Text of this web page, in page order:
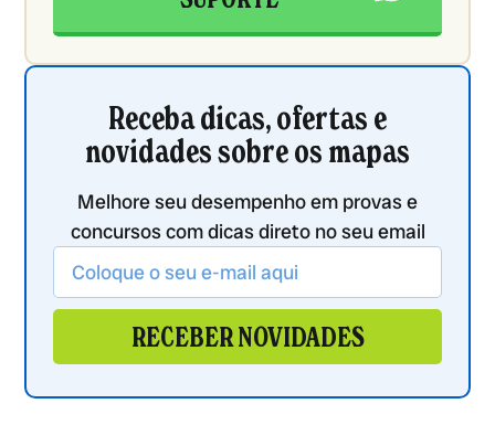
Receba dicas, ofertas e
novidades sobre os mapas
Melhore seu desempenho em provas e
concursos com dicas direto no seu email
RECEBER NOVIDADES